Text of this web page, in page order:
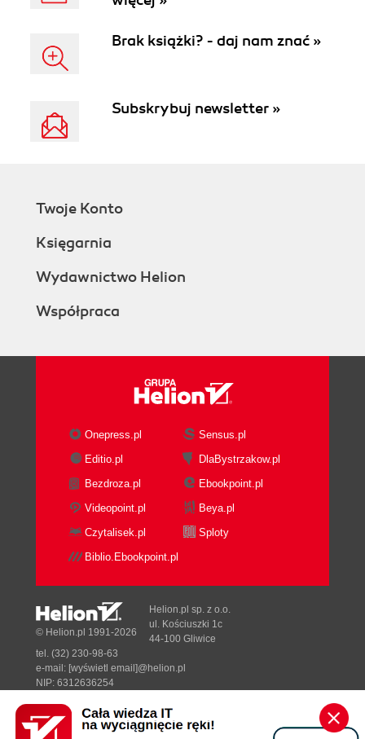
Brak książki? - daj nam znać »
Subskrybuj newsletter »
Twoje Konto
Księgarnia
Wydawnictwo Helion
Współpraca
Onepress.pl
Sensus.pl
Editio.pl
DlaBystrzakow.pl
Bezdroza.pl
Ebookpoint.pl
Videopoint.pl
Beya.pl
Czytalisek.pl
Sploty
Biblio.Ebookpoint.pl
Designed with ♥ byTonik.pl
© Helion.pl 1991-2026
Helion.pl sp. z o.o.
ul. Kościuszki 1c
44-100 Gliwice
tel. (32) 230-98-63
e-mail: [wyświetl email]@helion.pl
NIP: 6312636254